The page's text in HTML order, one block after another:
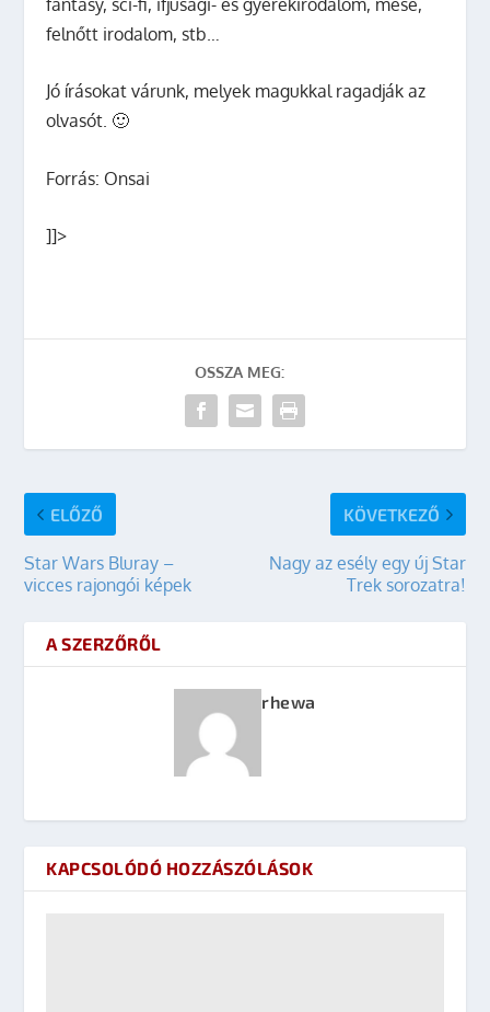
felnőtt irodalom, stb…
Jó írásokat várunk, melyek magukkal ragadják az
olvasót. 🙂
Forrás: Onsai
]]>
OSSZA MEG:
ELŐZŐ
Star Wars Bluray –
vicces rajongói képek
KÖVETKEZŐ
Nagy az esély egy új Star
Trek sorozatra!
A SZERZŐRŐL
rhewa
KAPCSOLÓDÓ HOZZÁSZÓLÁSOK